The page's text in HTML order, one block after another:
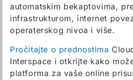
automatskim bekaptovima,
infrastrukturom, internet
operaterskog nivoa i više.
Pročitajte o prednostima
Interspace i otkrijte kako
platforma za vaše online